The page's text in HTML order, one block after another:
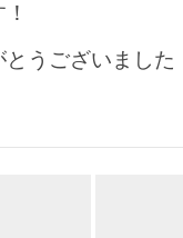
うございました